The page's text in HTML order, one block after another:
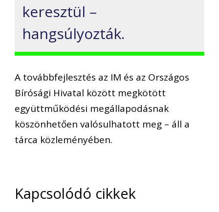
keresztül –
hangsúlyozták.
A továbbfejlesztés az IM és az Országos
Bírósági Hivatal között megkötött
együttműködési megállapodásnak
köszönhetően valósulhatott meg – áll a
tárca közleményében.
Kapcsolódó cikkek